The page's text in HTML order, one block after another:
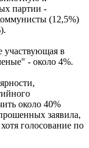
партии -
(12,5%)
участвующая в
- около 4%.
около 40%
заявила,
голосование по